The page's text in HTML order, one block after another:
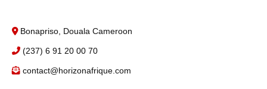
Bonapriso, Douala Cameroon
(237) 6 91 20 00 70
contact@horizonafrique.com